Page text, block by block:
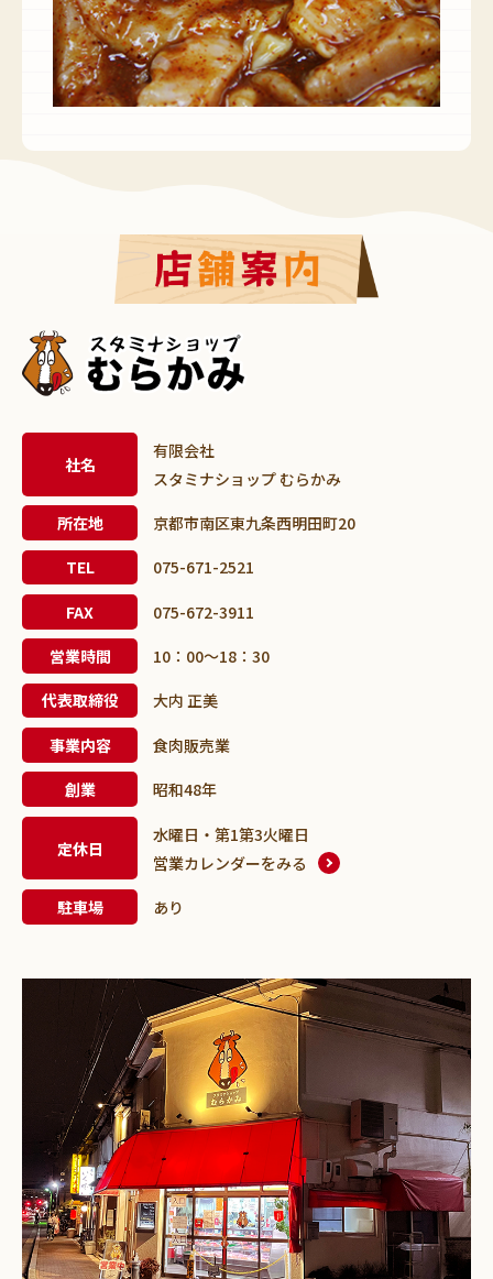
社名
有限会社
スタミナショップ むらかみ
所在地 京都市南区東九条西明田町20
TEL 075-671-2521
FAX 075-672-3911
営業時間 10：00～18：30
代表取締役 大内 正美
事業内容 食肉販売業
創業 昭和48年
定休日
水曜日・第1第3火曜日
営業カレンダーをみる
駐車場 あり